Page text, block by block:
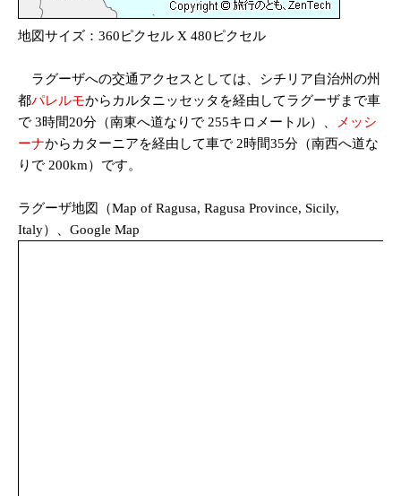
地図サイズ：360ピクセル X 480ピクセル
ラグーザへの交通アクセスとしては、シチリア自治州の州
都パレルモからカルタニッセッタを経由してラグーザまで車
で 3時間20分（南東へ道なりで 255キロメートル）、
メッシ
ーナからカターニアを経由して車で 2時間35分（南西へ道な
りで 200km）です。
ラグーザ地図（Map of Ragusa, Ragusa Province, Sicily,
Italy）、Google Map